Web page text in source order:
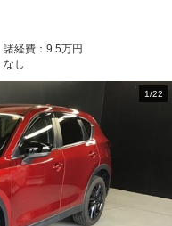
諸経費： 9.5万円
なし
1/22